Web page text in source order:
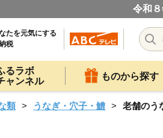
令和
たを元気にする
税
るラボ
ャンネル
ものから探す
類 うなぎ・穴子・鱧 老舗のう